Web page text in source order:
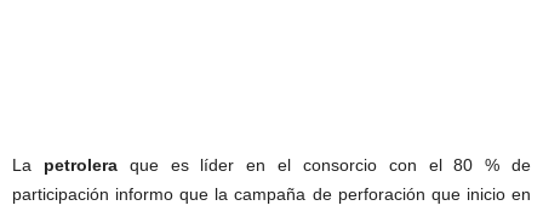
La petroleraque es líder en el consorcio con el 80 % de
participación informo que la campaña de perforación que inicio en